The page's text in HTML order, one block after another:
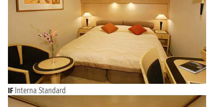
IF Interna Standard